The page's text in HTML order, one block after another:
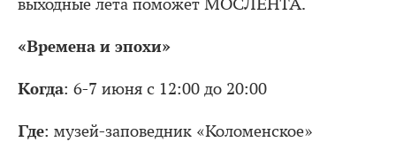
выходные лета поможет МОСЛЕНТА.
«Времена и эпохи»
Когда: 6-7 июня с 12:00 до 20:00
Где: музей-заповедник «Коломенское»